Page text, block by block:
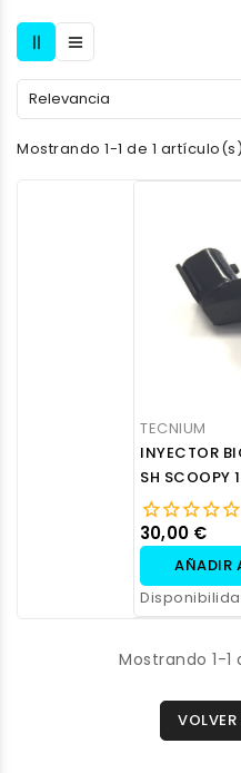
Relevancia
Mostrando 1-1 de 1 artículo(s)
TECNIUM
INYECTOR
SH SCOOPY
16450-KZR-
30,00 €
AÑADIR
Mostrando 1-